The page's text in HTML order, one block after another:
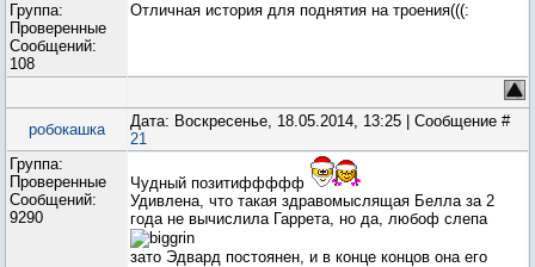
Группа:
Проверенные
Сообщений:
108
Отличная история для поднятия на троения(((:
робокашка
Дата: Воскресенье, 18.05.2014, 13:25 | Сообщение #
21
Группа:
Проверенные
Сообщений:
9290
Чудный позитиффффф
Удивлена, что такая здравомыслящая Белла за 2
года не вычислила Гаррета, но да, любоф слепа
зато Эдвард постоянен, и в конце концов она его